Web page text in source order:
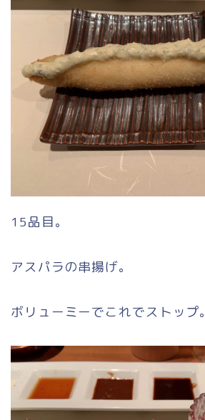
15品目。
アスパラの串揚げ。
ボリューミーでこれでストップ。